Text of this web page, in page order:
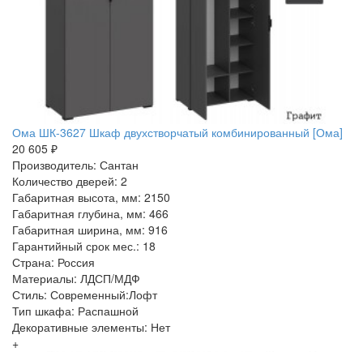
Ома ШК-3627 Шкаф двухстворчатый комбинированный [Ома]
20 605 ₽
Производитель: Сантан
Количество дверей: 2
Габаритная высота, мм: 2150
Габаритная глубина, мм: 466
Габаритная ширина, мм: 916
Гарантийный срок мес.: 18
Страна: Россия
Материалы: ЛДСП/МДФ
Стиль: Современный:Лофт
Тип шкафа: Распашной
Декоративные элементы: Нет
+